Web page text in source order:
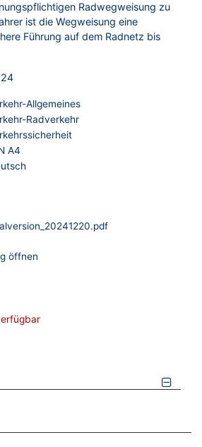
Radwegweisung zu
ist die Wegweisung eine
Führung auf dem Radnetz bis
Allgemeines
Radverkehr
A4
öffnen
ODER ZULETZT ANGESEHENE